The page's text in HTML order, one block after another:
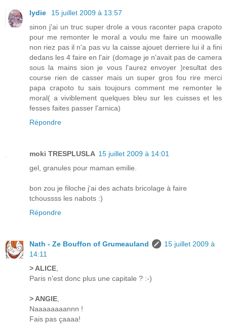
lydie
15 juillet 2009 à 13:57
sinon j'ai un truc super drole a vous raconter papa crapoto
pour me remonter le moral a voulu me faire un moowalle
non riez pas il n'a pas vu la caisse ajouet derriere lui il a fini
dedans les 4 faire en l'air (domage je n'avait pas de camera
sous la mains sion je vous l'aurez envoyer )resultat des
course rien de casser mais un super gros fou rire merci
papa crapoto tu sais toujours comment me remonter le
moral( a viviblement quelques bleu sur les cuisses et les
fesses faites passer l'arnica)
Répondre
moki TRESPLUSLA 15 juillet 2009 à 14:01
gel, granules pour maman emilie.
bon zou je filoche j'ai des achats bricolage à faire
tchoussss les nabots :)
Répondre
Nath - Ze Bouffon of Grumeauland
15 juillet 2009 à
14:11
> ALICE
Paris n'est donc plus une capitale ? :-)
> ANGIE
Naaaaaaaannn !
Fais pas çaaaa!